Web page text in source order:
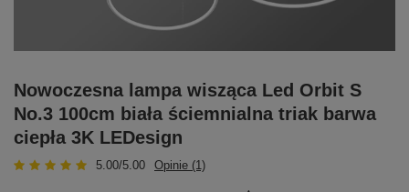
Nowoczesna lampa wisząca Led Orbit S
No.3 100cm biała ściemnialna triak barwa
ciepła 3K LEDesign
5.00/5.00 Opinie (1)